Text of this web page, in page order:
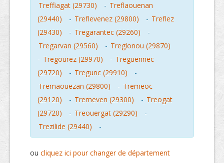
Treffiagat (29730)
- Treflaouenan
(29440)
- Treflevenez (29800) - Treflez
(29430)
- Tregarantec (29260)
-
Tregarvan (29560)
- Treglonou (29870)
- Tregourez (29970) - Treguennec
(29720)
- Tregunc (29910)
-
Tremaouezan (29800)
- Tremeoc
(29120)
- Tremeven (29300) - Treogat
(29720)
- Treouergat (29290)
-
Trezilide (29440)
-
ou cliquez ici pour changer de département